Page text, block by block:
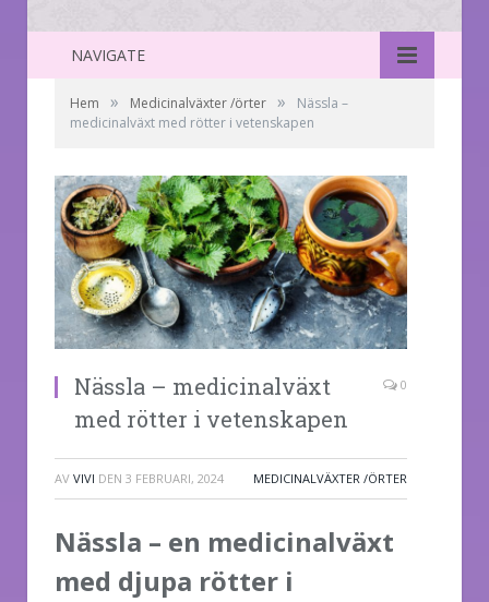
NAVIGATE
Hem » Medicinalväxter /örter »
Nässla –
medicinalväxt med rötter i vetenskapen
Nässla – medicinalväxt
med rötter i vetenskapen
0
AV VIVI DEN 3 FEBRUARI, 2024 MEDICINALVÄXTER /ÖRTER
Nässla – en medicinalväxt
med djupa rötter i